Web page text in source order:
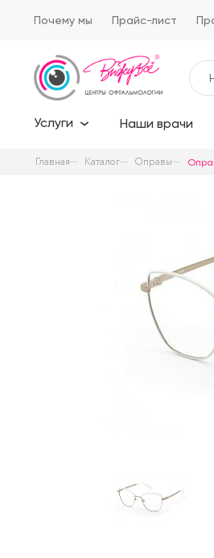
Почему мы Прайс-лист
Услуги Наши врачи
Главная Каталог Оправы